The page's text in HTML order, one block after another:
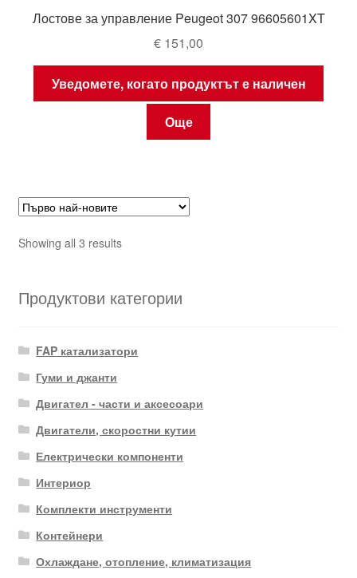
Лостове за управление Peugeot 307 96605601XT
€ 151,00
Уведомете, когато продуктът е наличен
Още
Showing all 3 resultsSorted
Продуктови категории
FAP катализатори
Гуми и джанти
Двигател - части и аксесоари
Двигатели, скоростни кутии
Електрически компоненти
Интериор
Комплекти инструменти
Контейнери
Охлаждане, отопление, климатизация